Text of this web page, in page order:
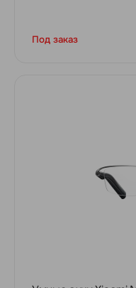
Под заказ